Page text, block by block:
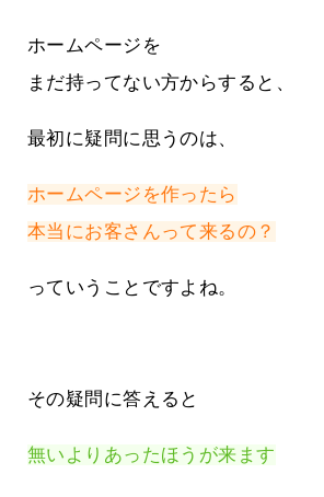
ホームページを
まだ持ってない方からすると、
最初に疑問に思うのは、
ホームページを作ったら
本当にお客さんって来るの？
っていうことですよね。
その疑問に答えると
無いよりあったほうが来ます